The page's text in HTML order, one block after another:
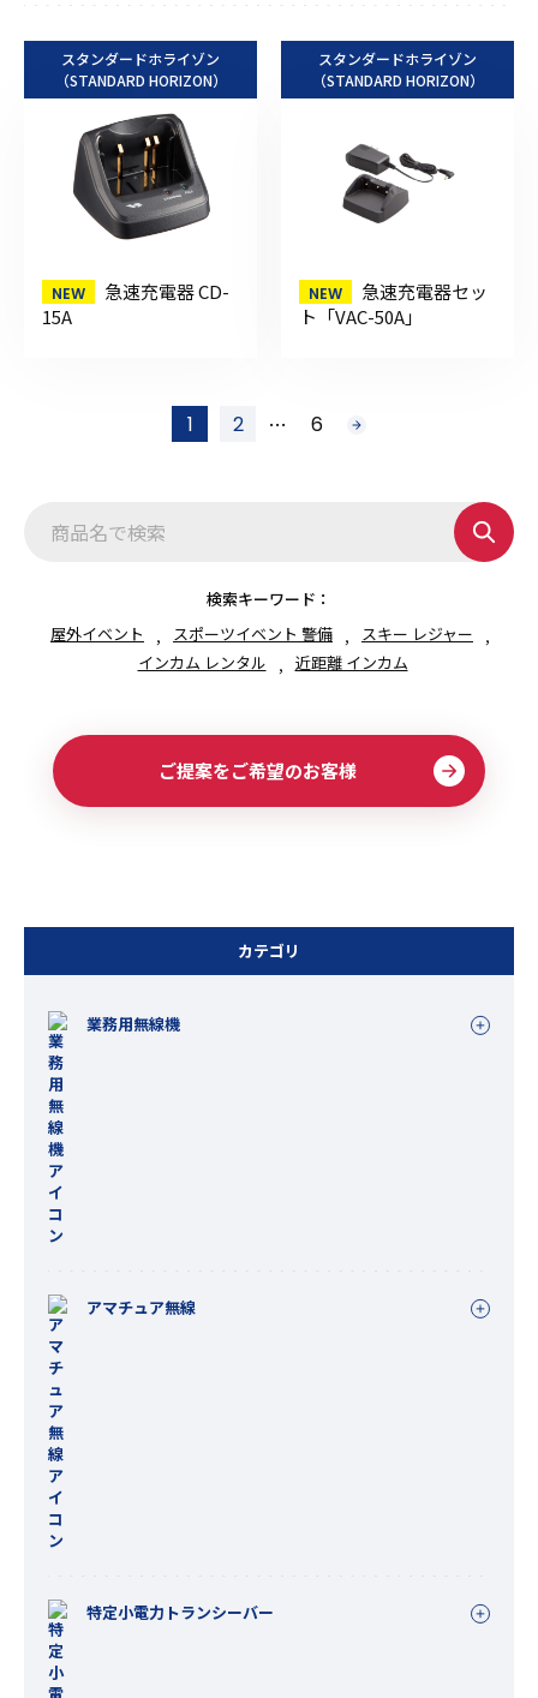
カテゴリ
業務用無線機
アマチュア無線
特定小電力トランシーバー
スタンダードホライゾン
（STANDARD HORIZON）
急速充電器 CD-
15A
スタンダードホライゾン
（STANDARD HORIZON）
急速充電器セッ
ト「VAC-50A」
1 2 … 6 次
検索キーワード：
屋外イベント
スポーツイベント 警備
スキー レジャー
インカム レンタル
近距離 インカム
ご提案をご希望のお客様